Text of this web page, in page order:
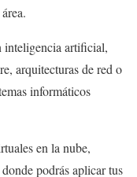
inteligencia artificial,
arquitecturas de red o
informáticos
en la nube,
podrás aplicar tus